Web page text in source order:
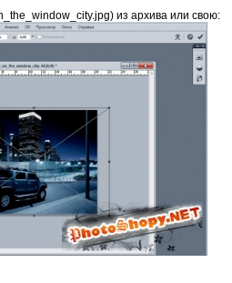
из архива или свою: